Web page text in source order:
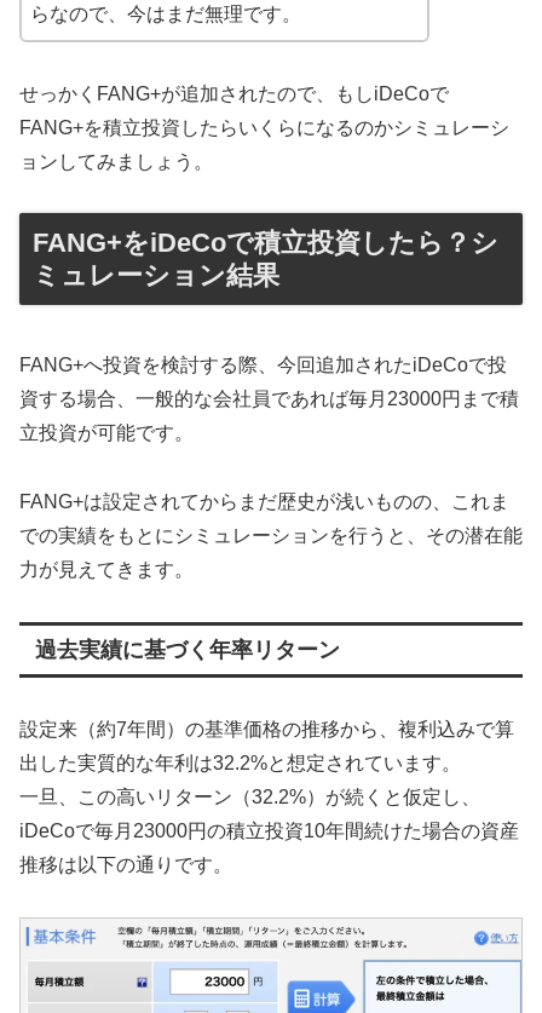
らなので、今はまだ無理です。
せっかくFANG+が追加されたので、もしiDeCoで
FANG+を積立投資したらいくらになるのかシミュレーシ
ョンしてみましょう。
FANG+をiDeCoで積立投資したら？シ
ミュレーション結果
FANG+へ投資を検討する際、今回追加されたiDeCoで投
資する場合、一般的な会社員であれば毎月23000円まで積
立投資が可能です。
FANG+は設定されてからまだ歴史が浅いものの、これま
での実績をもとにシミュレーションを行うと、その潜在能
力が見えてきます。
過去実績に基づく年率リターン
設定来（約7年間）の基準価格の推移から、複利込みで算
出した実質的な年利は32.2%と想定されています。
一旦、この高いリターン（32.2%）が続くと仮定し、
iDeCoで毎月23000円の積立投資10年間続けた場合の資産
推移は以下の通りです。